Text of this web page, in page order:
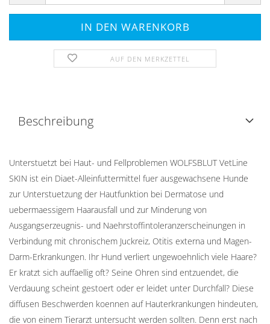
AUF DEN MERKZETTEL
Beschreibung
Unterstuetzt bei Haut- und Fellproblemen WOLFSBLUT VetLine
SKIN ist ein Diaet-Alleinfuttermittel fuer ausgewachsene Hunde
zur Unterstuetzung der Hautfunktion bei Dermatose und
uebermaessigem Haarausfall und zur Minderung von
Ausgangserzeugnis- und Naehrstoffintoleranzerscheinungen in
Verbindung mit chronischem Juckreiz, Otitis externa und Magen-
Darm-Erkrankungen. Ihr Hund verliert ungewoehnlich viele Haare?
Er kratzt sich auffaellig oft? Seine Ohren sind entzuendet, die
Verdauung scheint gestoert oder er leidet unter Durchfall? Diese
diffusen Beschwerden koennen auf Hauterkrankungen hindeuten,
die von einem Tierarzt untersucht werden sollten. Denn erst nach